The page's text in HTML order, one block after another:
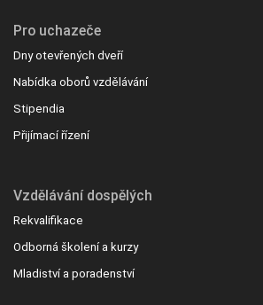
Pro uchazeče
Dny otevřených dveří
Nabídka oborů vzdělávání
Stipendia
Přijímací řízení
Vzdělávání dospělých
Rekvalifikace
Odborná školení a kurzy
Mladiství a poradenství